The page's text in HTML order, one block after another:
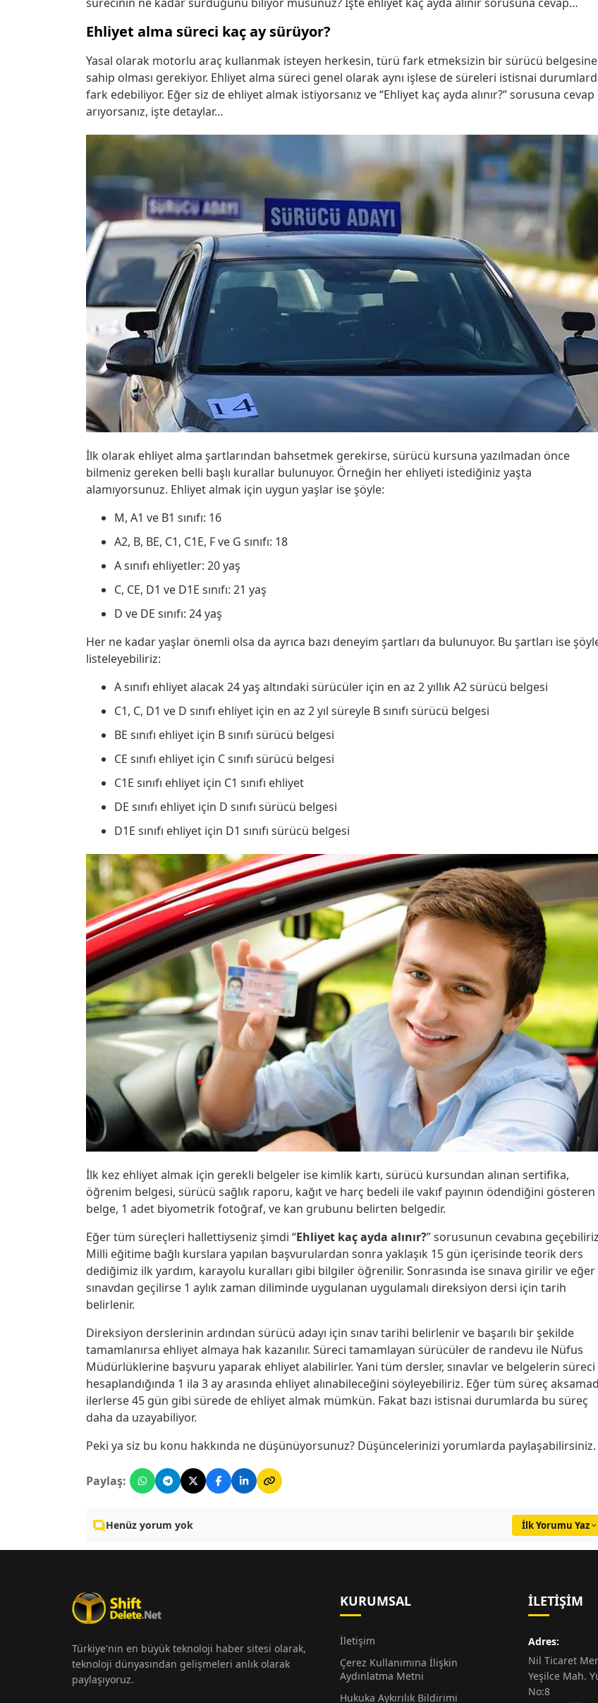
Ehliyet alma süreci kaç ay sürüyor?
Yasal olarak motorlu araç kullanmak isteyen herkesin, türü fark etmeksizin bir sürücü belgesine
sahip olması gerekiyor. Ehliyet alma süreci genel olarak aynı işlese de süreleri istisnai
fark edebiliyor. Eğer siz de ehliyet almak istiyorsanız ve “Ehliyet kaç ayda alınır?” sorusuna cevap
arıyorsanız, işte detaylar…
İlk olarak ehliyet alma şartlarından bahsetmek gerekirse, sürücü kursuna yazılmadan önce
bilmeniz gereken belli başlı kurallar bulunuyor. Örneğin her ehliyeti istediğiniz yaşta
alamıyorsunuz. Ehliyet almak için uygun yaşlar ise şöyle:
M, A1 ve B1 sınıfı: 16
A2, B, BE, C1, C1E, F ve G sınıfı: 18
A sınıfı ehliyetler: 20 yaş
C, CE, D1 ve D1E sınıfı: 21 yaş
D ve DE sınıfı: 24 yaş
Her ne kadar yaşlar önemli olsa da ayrıca bazı deneyim şartları da bulunuyor. Bu şartları ise
listeleyebiliriz:
A sınıfı ehliyet alacak 24 yaş altındaki sürücüler için en az 2 yıllık A2 sürücü belgesi
C1, C, D1 ve D sınıfı ehliyet için en az 2 yıl süreyle B sınıfı sürücü belgesi
BE sınıfı ehliyet için B sınıfı sürücü belgesi
CE sınıfı ehliyet için C sınıfı sürücü belgesi
C1E sınıfı ehliyet için C1 sınıfı ehliyet
DE sınıfı ehliyet için D sınıfı sürücü belgesi
D1E sınıfı ehliyet için D1 sınıfı sürücü belgesi
İlk kez ehliyet almak için gerekli belgeler ise kimlik kartı, sürücü kursundan alınan sertifika,
öğrenim belgesi, sürücü sağlık raporu, kağıt ve harç bedeli ile vakıf payının ödendiğini gösteren
belge, 1 adet biyometrik fotoğraf, ve kan grubunu belirten belgedir.
Eğer tüm süreçleri hallettiyseniz şimdi “Ehliyet kaç ayda alınır?” sorusunun cevabına
Milli eğitime bağlı kurslara yapılan başvurulardan sonra yaklaşık 15 gün içerisinde teorik ders
dediğimiz ilk yardım, karayolu kuralları gibi bilgiler öğrenilir. Sonrasında ise sınava girilir ve eğer
sınavdan geçilirse 1 aylık zaman diliminde uygulanan uygulamalı direksiyon dersi için tarih
belirlenir.
Direksiyon derslerinin ardından sürücü adayı için sınav tarihi belirlenir ve başarılı bir şekilde
tamamlanırsa ehliyet almaya hak kazanılır. Süreci tamamlayan sürücüler de randevu ile Nüfus
Müdürlüklerine başvuru yaparak ehliyet alabilirler. Yani tüm dersler, sınavlar ve belgelerin süreci
hesaplandığında 1 ila 3 ay arasında ehliyet alınabileceğini söyleyebiliriz. Eğer tüm süreç
ilerlerse 45 gün gibi sürede de ehliyet almak mümkün. Fakat bazı istisnai durumlarda bu süreç
daha da uzayabiliyor.
Peki ya siz bu konu hakkında ne düşünüyorsunuz? Düşüncelerinizi yorumlarda paylaşabilirsiniz.
Paylaş:
Henüz yorum yok İlk Yorumu Yaz
Türkiye'nin en büyük teknoloji haber sitesi olarak,
teknoloji dünyasından gelişmeleri anlık olarak
paylaşıyoruz.
KURUMSAL
İletişim
Çerez Kullanımına İlişkin
Aydınlatma Metni
Hukuka Aykırılık Bildirimi
İLETIŞIM
Adres:
Nil Ticaret
Yeşilce Mah.
No:8